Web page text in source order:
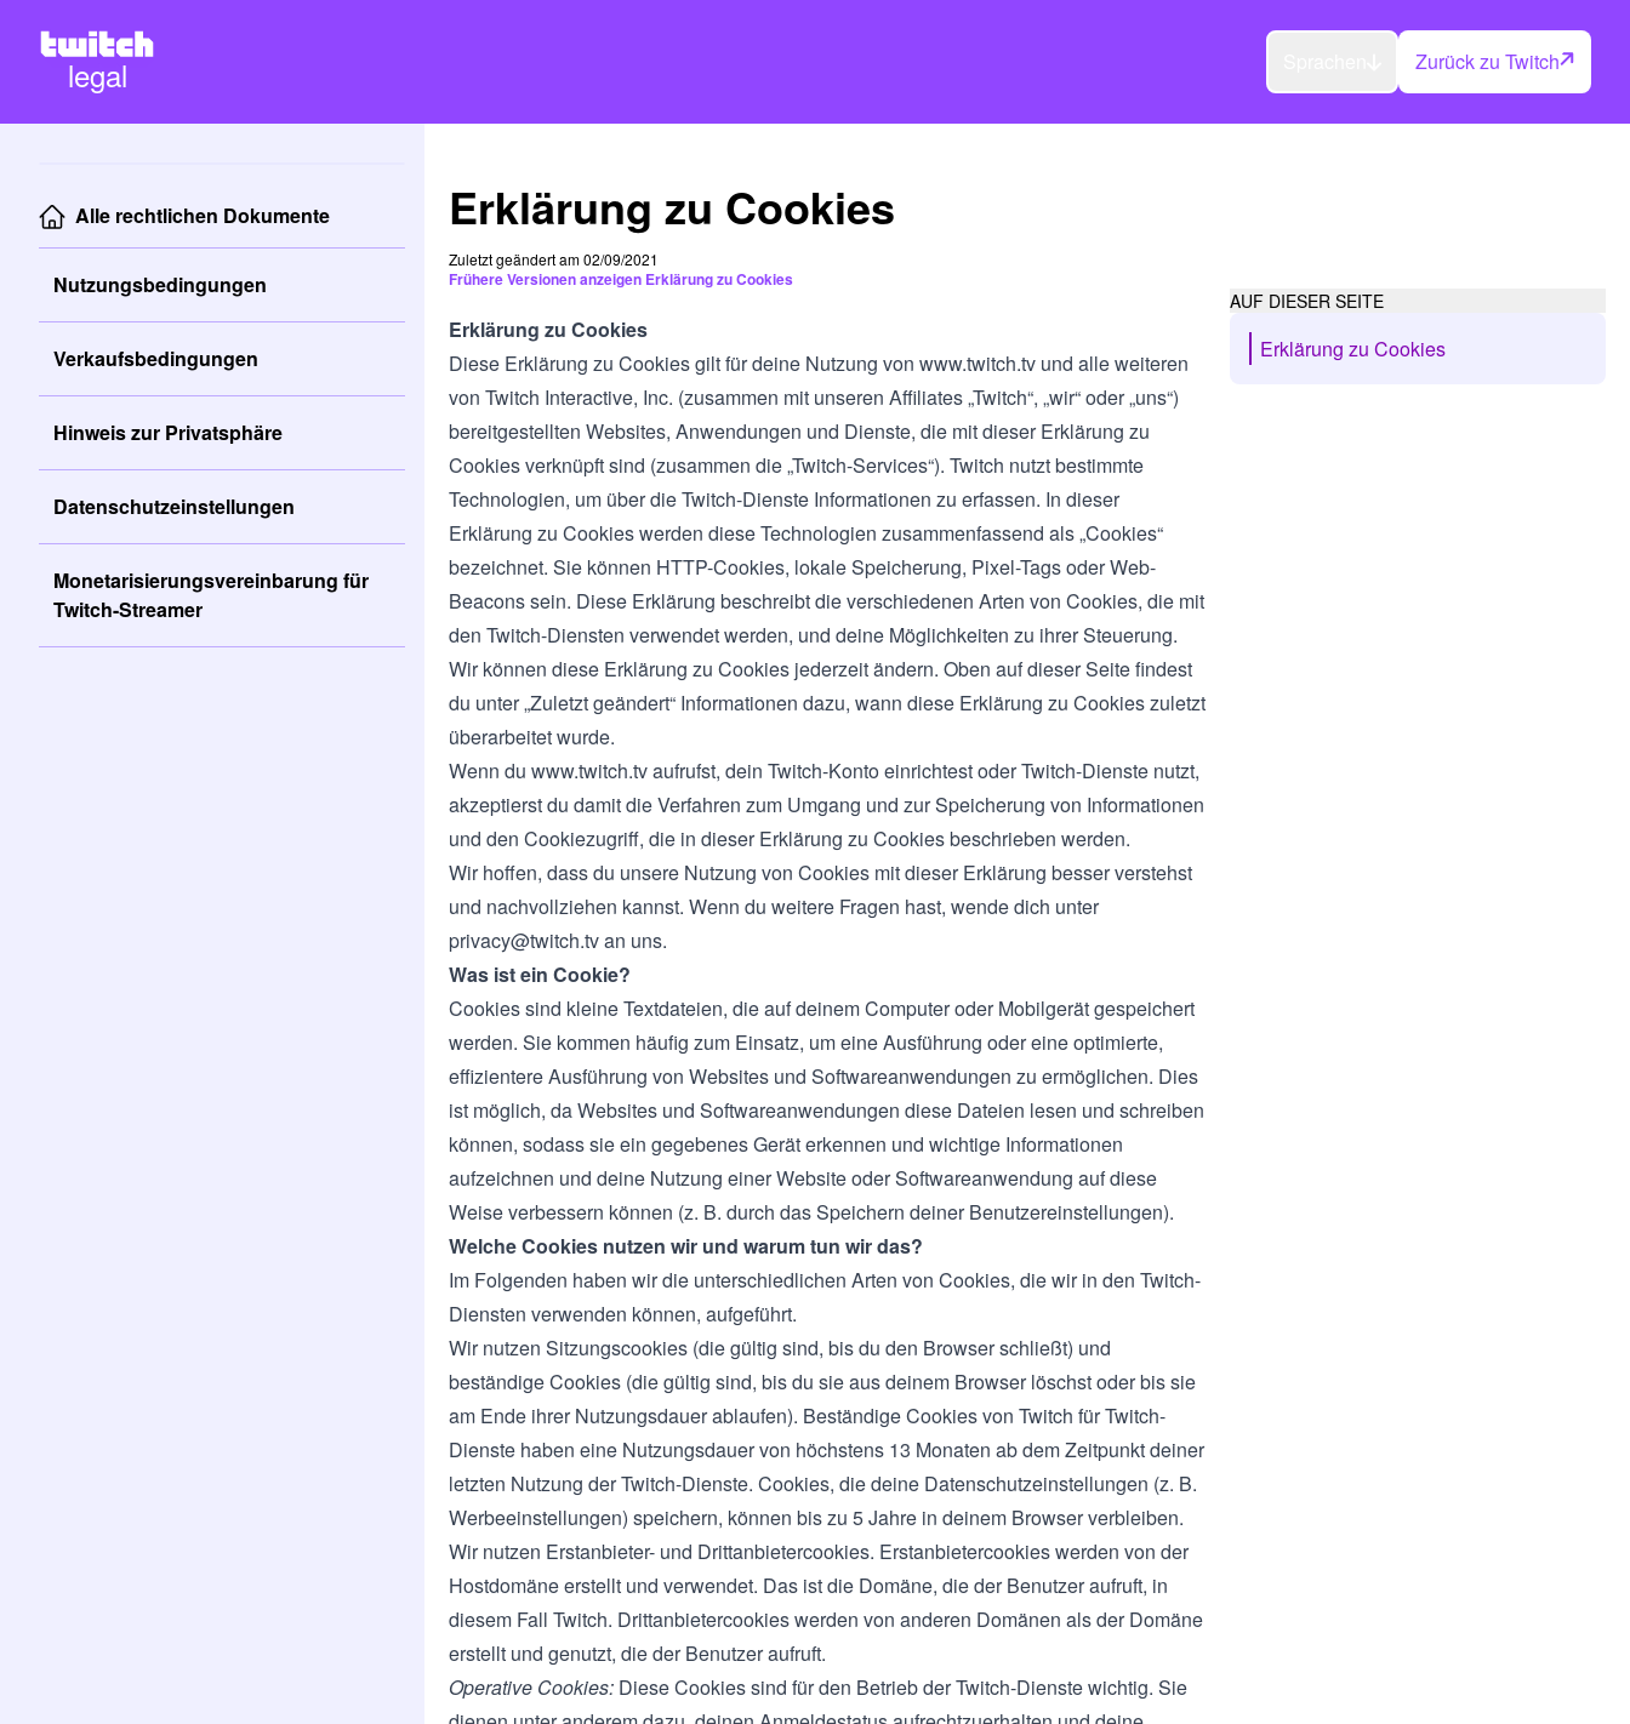
legal Zurück zu Twitch
Alle rechtlichen Dokumente
Nutzungsbedingungen
Verkaufsbedingungen
Hinweis zur Privatsphäre
Datenschutzeinstellungen
Monetarisierungsvereinbarung für
Twitch-Streamer
Erklärung zu Cookies
AUF DIESER SEITE
Erklärung zu Cookies
Zuletzt geändert am 02/09/2021
Frühere Versionen anzeigen Erklärung zu Cookies
Erklärung zu Cookies
Diese Erklärung zu Cookies gilt für deine Nutzung von www.twitch.tv und alle weiteren
von Twitch Interactive, Inc. (zusammen mit unseren Affiliates „Twitch“, „wir“ oder „uns“)
bereitgestellten Websites, Anwendungen und Dienste, die mit dieser Erklärung zu
Cookies verknüpft sind (zusammen die „Twitch-Services“). Twitch nutzt bestimmte
Technologien, um über die Twitch-Dienste Informationen zu erfassen. In dieser
Erklärung zu Cookies werden diese Technologien zusammenfassend als „Cookies“
bezeichnet. Sie können HTTP-Cookies, lokale Speicherung, Pixel-Tags oder Web-
Beacons sein. Diese Erklärung beschreibt die verschiedenen Arten von Cookies, die mit
den Twitch-Diensten verwendet werden, und deine Möglichkeiten zu ihrer Steuerung.
Wir können diese Erklärung zu Cookies jederzeit ändern. Oben auf dieser Seite findest
du unter „Zuletzt geändert“ Informationen dazu, wann diese Erklärung zu Cookies zuletzt
überarbeitet wurde.
Wenn du www.twitch.tvaufrufst, dein Twitch-Konto einrichtest oder Twitch-Dienste nutzt,
akzeptierst du damit die Verfahren zum Umgang und zur Speicherung von Informationen
und den Cookiezugriff, die in dieser Erklärung zu Cookies beschrieben werden.
Wir hoffen, dass du unsere Nutzung von Cookies mit dieser Erklärung besser verstehst
und nachvollziehen kannst. Wenn du weitere Fragen hast, wende dich unter
privacy@twitch.tvan uns.
Was ist ein Cookie?
Cookies sind kleine Textdateien, die auf deinem Computer oder Mobilgerät gespeichert
werden. Sie kommen häufig zum Einsatz, um eine Ausführung oder eine optimierte,
effizientere Ausführung von Websites und Softwareanwendungen zu ermöglichen. Dies
ist möglich, da Websites und Softwareanwendungen diese Dateien lesen und schreiben
können, sodass sie ein gegebenes Gerät erkennen und wichtige Informationen
aufzeichnen und deine Nutzung einer Website oder Softwareanwendung auf diese
Weise verbessern können (z. B. durch das Speichern deiner Benutzereinstellungen).
Welche Cookies nutzen wir und warum tun wir das?
Im Folgenden haben wir die unterschiedlichen Arten von Cookies, die wir in den Twitch-
Diensten verwenden können, aufgeführt.
Wir nutzen Sitzungscookies (die gültig sind, bis du den Browser schließt) und
beständige Cookies (die gültig sind, bis du sie aus deinem Browser löschst oder bis sie
am Ende ihrer Nutzungsdauer ablaufen). Beständige Cookies von Twitch für Twitch-
Dienste haben eine Nutzungsdauer von höchstens 13 Monaten ab dem Zeitpunkt deiner
letzten Nutzung der Twitch-Dienste. Cookies, die deine Datenschutzeinstellungen (z. B.
Werbeeinstellungen) speichern, können bis zu 5 Jahre in deinem Browser verbleiben.
Wir nutzen Erstanbieter- und Drittanbietercookies. Erstanbietercookies werden von der
Hostdomäne erstellt und verwendet. Das ist die Domäne, die der Benutzer aufruft, in
diesem Fall Twitch. Drittanbietercookies werden von anderen Domänen als der Domäne
erstellt und genutzt, die der Benutzer aufruft.
Operative Cookies: Diese Cookies sind für den Betrieb der Twitch-Dienste wichtig. Sie